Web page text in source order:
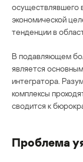
осуществлявшего
экономической
тенденции в
В подавляющем
является
интегратора.
комплексы
сводится к
Проблема